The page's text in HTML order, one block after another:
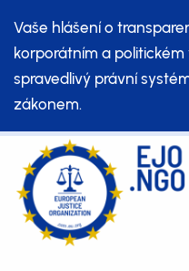
Vaše hlášení o
korporátním a
spravedlivý právní
zákonem.